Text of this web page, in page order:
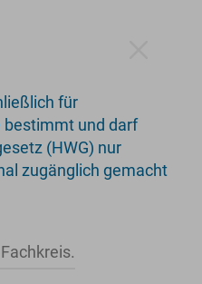
für
bestimmt und darf
(HWG) nur
zugänglich gemacht